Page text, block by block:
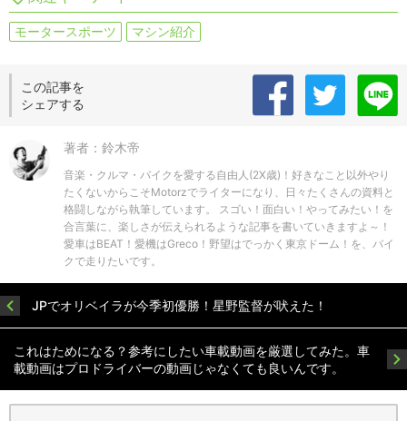
モータースポーツ マシン紹介
この記事を
シェアする
著者：鈴木帝
音楽・クルマ・バイクを愛する自由人(2X歳)！好きなこと以外やり
たくないからこそMotorzでライターになり、日々たくさんの資料と
格闘しながら執筆しています。 スゴい！面白い！やってみたい！を
合言葉に、楽しさが伝えられるような記事を書いていきますよ～！
愛車はBEAT！愛機はGreco！野望はでっかく東京ドーム！を、バイ
クで走りたいです。
JPでオリベイラが今季初優勝！星野監督が吠えた！
これはためになる？参考にしたい車載動画を厳選してみた。車
載動画はプロドライバーの動画じゃなくても良いんです。